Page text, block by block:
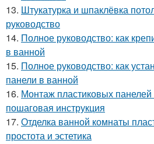
13. Штукатурка и шпаклёвка
руководство
14. Полное руководство: как
в ванной
15. Полное руководство: как
панели в ванной
16. Монтаж пластиковых
пошаговая инструкция
17. Отделка ванной комнаты
простота и эстетика